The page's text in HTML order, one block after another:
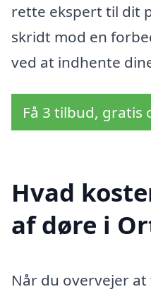
rette ekspert til dit
skridt mod en
ved at indhente
Få 3 tilbud,
Hvad
af døre i
Når du overvejer at